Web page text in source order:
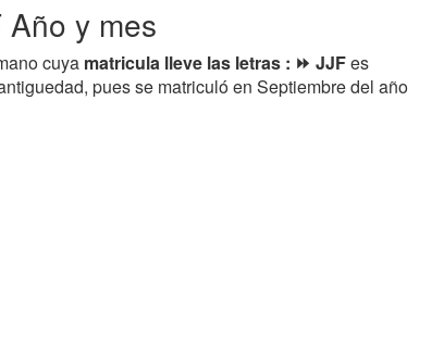
y mes
cuya matricula lleve las letras : ⏩ JJFes
pues se matriculó en Septiembre del año